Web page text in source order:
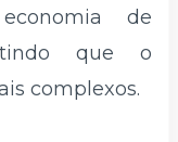
de
que o
complexos.